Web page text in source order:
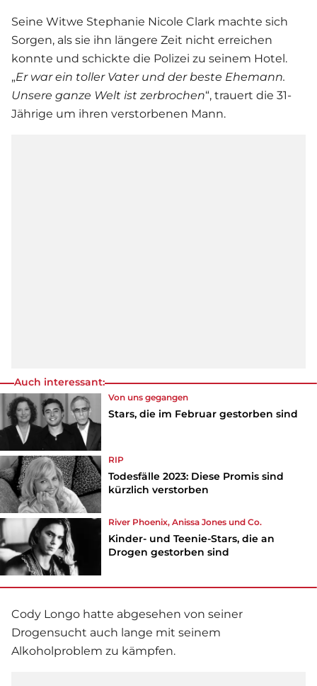
Seine Witwe Stephanie Nicole Clark machte sich
Sorgen, als sie ihn längere Zeit nicht erreichen
konnte und schickte die Polizei zu seinem Hotel.
„Er war ein toller Vater und der beste Ehemann.
Unsere ganze Welt ist zerbrochen“, trauert die 31-
Jährige um ihren verstorbenen Mann.
Auch interessant:
Von uns gegangen
Stars, die im Februar gestorben sind
RIP
Todesfälle 2023: Diese Promis sind
kürzlich verstorben
River Phoenix, Anissa Jones und Co.
Kinder- und Teenie-Stars, die an
Drogen gestorben sind
Cody Longo hatte abgesehen von seiner
Drogensucht auch lange mit seinem
Alkoholproblem zu kämpfen.